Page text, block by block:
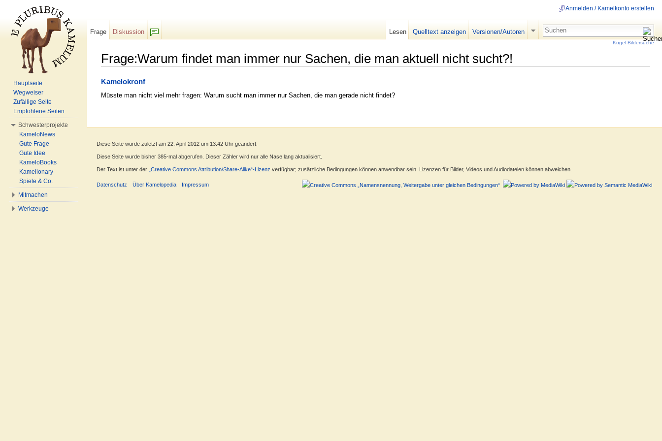
Frage:Warum findet man immer nur Sachen, die man aktuell nicht sucht?!
Kamelokronf
Müsste man nicht viel mehr fragen: Warum sucht man immer nur Sachen, die man gerade nicht findet?
Anmelden / Kamelkonto erstellen
Frage
Diskussion
Lesen Quelltext anzeigen Versionen/Autoren
Kugel-Bildersuche
Hauptseite
Wegweiser
Zufällige Seite
Empfohlene Seiten
Schwesterprojekte
KameloNews
Gute Frage
Gute Idee
KameloBooks
Kamelionary
Spiele & Co.
Mitmachen
Werkzeuge
Diese Seite wurde zuletzt am 22. April 2012 um 13:42 Uhr geändert.
Diese Seite wurde bisher 385-mal abgerufen. Dieser Zähler wird nur alle Nase lang aktualisiert.
Der Text ist unter der „Creative Commons Attribution/Share-Alike“-Lizenz verfügbar; zusätzliche Bedingungen können anwendbar sein. Lizenzen für Bilder, Videos und Audiodateien können abweichen.
Datenschutz Über Kamelopedia Impressum